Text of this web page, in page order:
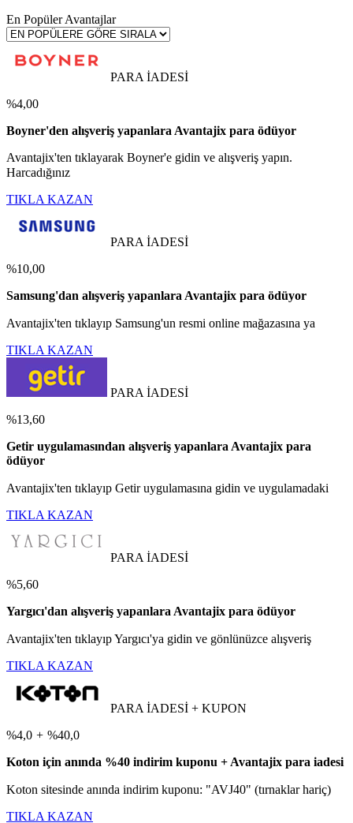
En Popüler Avantajlar
PARA İADESİ
%4,00
Boyner'den alışveriş yapanlara Avantajix para ödüyor
Avantajix'ten tıklayarak Boyner'e gidin ve alışveriş yapın.
Harcadığınız
TIKLA KAZAN
PARA İADESİ
%10,00
Samsung'dan alışveriş yapanlara Avantajix para ödüyor
Avantajix'ten tıklayıp Samsung'un resmi online mağazasına ya
TIKLA KAZAN
PARA İADESİ
%13,60
Getir uygulamasından alışveriş yapanlara Avantajix para
ödüyor
Avantajix'ten tıklayıp Getir uygulamasına gidin ve uygulamadaki
TIKLA KAZAN
PARA İADESİ
%5,60
Yargıcı'dan alışveriş yapanlara Avantajix para ödüyor
Avantajix'ten tıklayıp Yargıcı'ya gidin ve gönlünüzce alışveriş
TIKLA KAZAN
PARA İADESİ + KUPON
%4,0 + %40,0
Koton için anında %40 indirim kuponu + Avantajix para iadesi
Koton sitesinde anında indirim kuponu: "AVJ40" (tırnaklar hariç)
TIKLA KAZAN